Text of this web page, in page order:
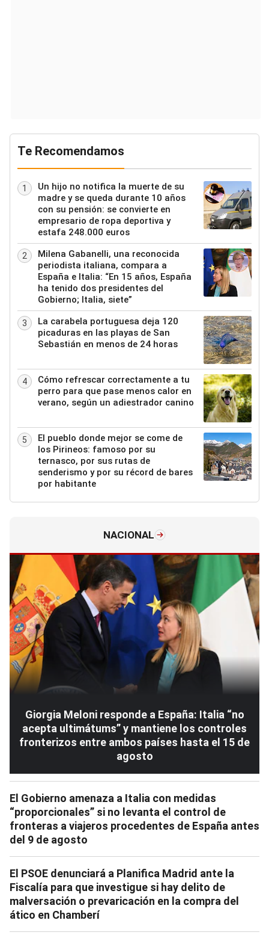
Te Recomendamos
1
Un hijo no notifica la muerte de su
madre y se queda durante 10 años
con su pensión: se convierte en
empresario de ropa deportiva y
estafa 248.000 euros
2
Milena Gabanelli, una reconocida
periodista italiana, compara a
España e Italia: “En 15 años, España
ha tenido dos presidentes del
Gobierno; Italia, siete”
3
La carabela portuguesa deja 120
picaduras en las playas de San
Sebastián en menos de 24 horas
4
Cómo refrescar correctamente a tu
perro para que pase menos calor en
verano, según un adiestrador canino
5
El pueblo donde mejor se come de
los Pirineos: famoso por su
ternasco, por sus rutas de
senderismo y por su récord de bares
por habitante
NACIONAL
Giorgia Meloni responde a España: Italia “no
acepta ultimátums” y mantiene los controles
fronterizos entre ambos países hasta el 15 de
agosto
El Gobierno amenaza a Italia con medidas
“proporcionales” si no levanta el control de
fronteras a viajeros procedentes de España antes
del 9 de agosto
El PSOE denunciará a Planifica Madrid ante la
Fiscalía para que investigue si hay delito de
malversación o prevaricación en la compra del
ático en Chamberí